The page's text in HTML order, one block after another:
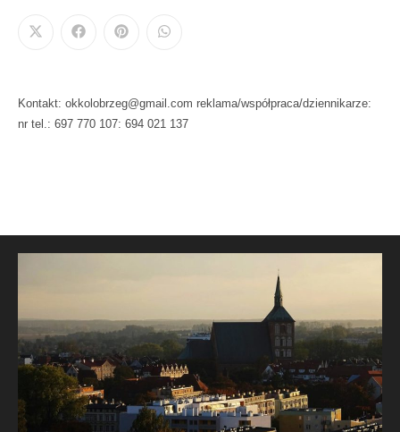
Kontakt: okkolobrzeg@gmail.com reklama/współpraca/dziennikarze:
nr tel.: 697 770 107: 694 021 137